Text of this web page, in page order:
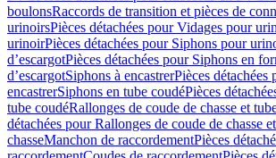
boulonsRaccords de transition et pièces de
urinoirsPièces détachées pour Vidages pour
urinoirPièces détachées pour Siphons pour
d’escargotPièces détachées pour Siphons en
d’escargotSiphons à encastrerPièces détachées
encastrerSiphons en tube coudéPièces
tube coudéRallonges de coude de chasse et
détachées pour Rallonges de coude de chasse
chasseManchon de raccordementPièces